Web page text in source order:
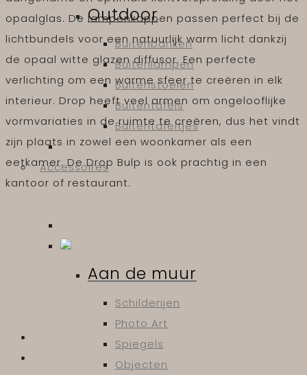
Outdoor
Buitenbanken
Buitenlampen
Buitenstoelen
Buitentafels
Buitentafeltjes
Accessoires
Aan de muur
Schilderijen
Photo Art
Spiegels
Objecten
opaalglas. De lampenkappen passen perfect bij de
lichtbundels voor een natuurlijk warm licht dankzij
de opaal witte glazen diffusor. Een perfecte
verlichting om een ​​warme sfeer te creëren in elk
interieur. Drop heeft veel armen om ongelooflijke
vormvariaties in de ruimte te creëren, dus het vindt
zijn plaats in zowel een woonkamer als een
eetkamer. De Drop Bulp is ook prachtig in een
kantoor of restaurant.